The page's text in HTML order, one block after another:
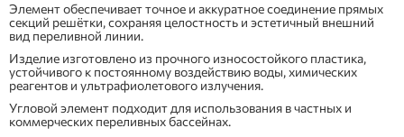
Элемент обеспечивает точное и аккуратное соединение прямых
секций решётки, сохраняя целостность и эстетичный внешний
вид переливной линии.
Изделие изготовлено из прочного износостойкого пластика,
устойчивого к постоянному воздействию воды, химических
реагентов и ультрафиолетового излучения.
Угловой элемент подходит для использования в частных и
коммерческих переливных бассейнах.